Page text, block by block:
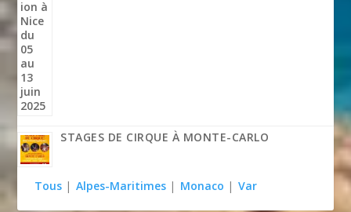
STAGES DE CIRQUE À MONTE-CARLO
Tous | Alpes-Maritimes | Monaco | Var